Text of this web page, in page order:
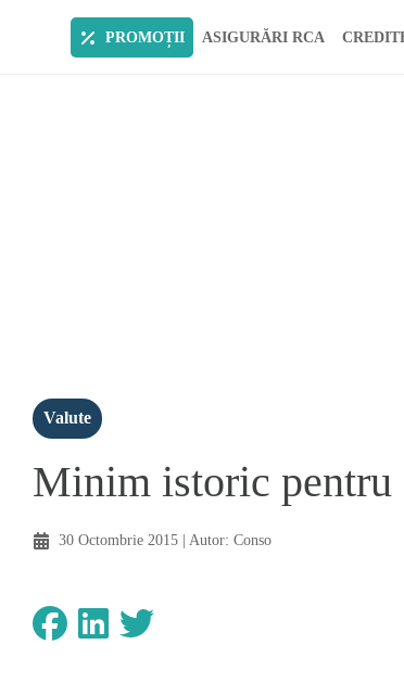
PROMOȚII ASIGURĂRI RCA
Valute
Minim istoric
30 Octombrie 2015| Autor: Conso